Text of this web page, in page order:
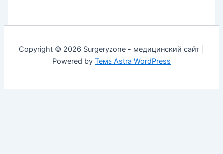
Copyright © 2026 Surgeryzone - медицинский сайт |
Powered by Тема Astra WordPress